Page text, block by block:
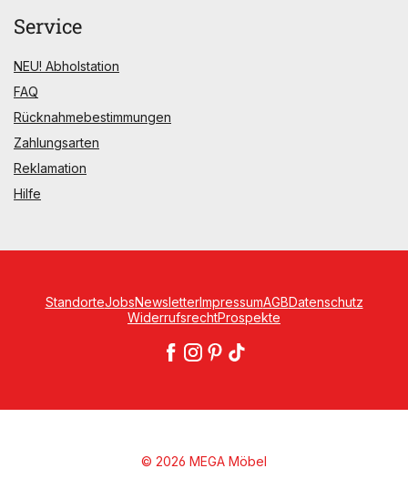
Service
NEU! Abholstation
FAQ
Rücknahmebestimmungen
Zahlungsarten
Reklamation
Hilfe
StandorteJobsNewsletterImpressumAGBDatenschutz
WiderrufsrechtProspekte
© 2026 MEGA Möbel